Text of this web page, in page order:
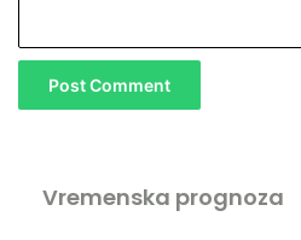
Vremenska prognoza